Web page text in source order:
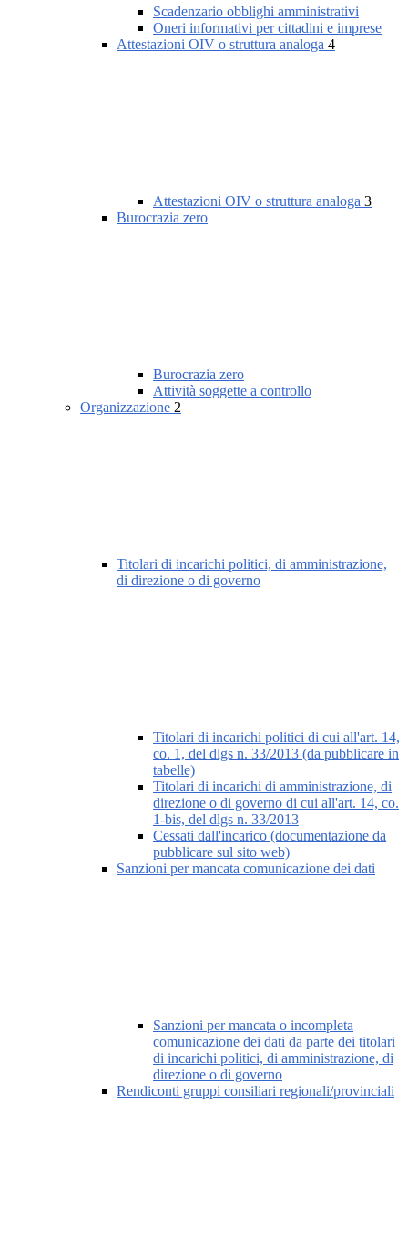
Scadenzario obblighi amministrativi
Oneri informativi per cittadini e imprese
Attestazioni OIV o struttura analoga 4
Attestazioni OIV o struttura analoga 3
Burocrazia zero
Burocrazia zero
Attività soggette a controllo
Organizzazione 2
Titolari di incarichi politici, di amministrazione,
di direzione o di governo
Titolari di incarichi politici di cui all'art. 14,
co. 1, del dlgs n. 33/2013 (da pubblicare in
tabelle)
Titolari di incarichi di amministrazione, di
direzione o di governo di cui all'art. 14, co.
1-bis, del dlgs n. 33/2013
Cessati dall'incarico (documentazione da
pubblicare sul sito web)
Sanzioni per mancata comunicazione dei dati
Sanzioni per mancata o incompleta
comunicazione dei dati da parte dei titolari
di incarichi politici, di amministrazione, di
direzione o di governo
Rendiconti gruppi consiliari regionali/provinciali